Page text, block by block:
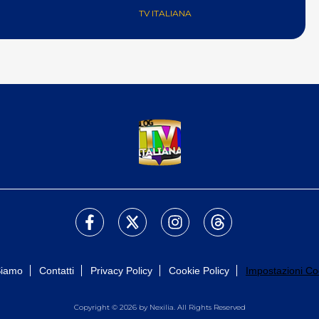
TV ITALIANA
Contatti Privacy Policy Cookie Policy Impostazioni
Copyright © 2026 by Nexilia. All Rights Reserved